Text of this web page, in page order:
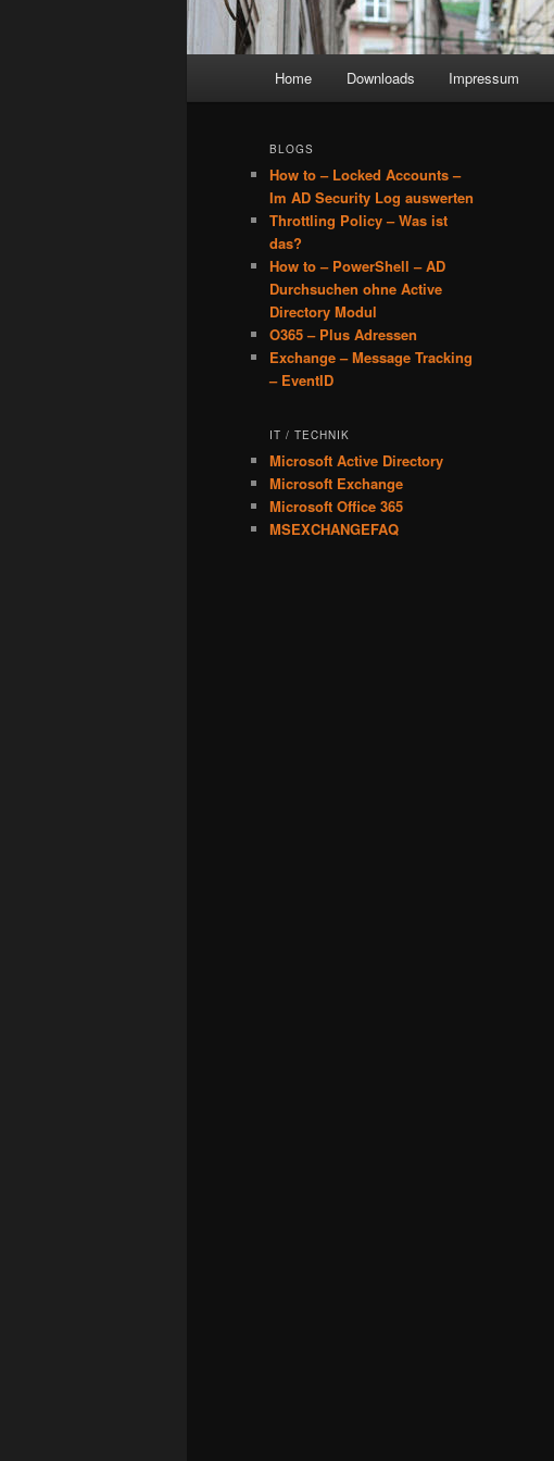
Home Downloads Impressum
BLOGS
How to – Locked Accounts –
Im AD Security Log auswerten
Throttling Policy – Was ist
das?
How to – PowerShell – AD
Durchsuchen ohne Active
Directory Modul
O365 – Plus Adressen
Exchange – Message Tracking
– EventID
IT / TECHNIK
Microsoft Active Directory
Microsoft Exchange
Microsoft Office 365
MSEXCHANGEFAQ